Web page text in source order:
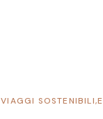
,
VIAGGI SOSTENIBILI